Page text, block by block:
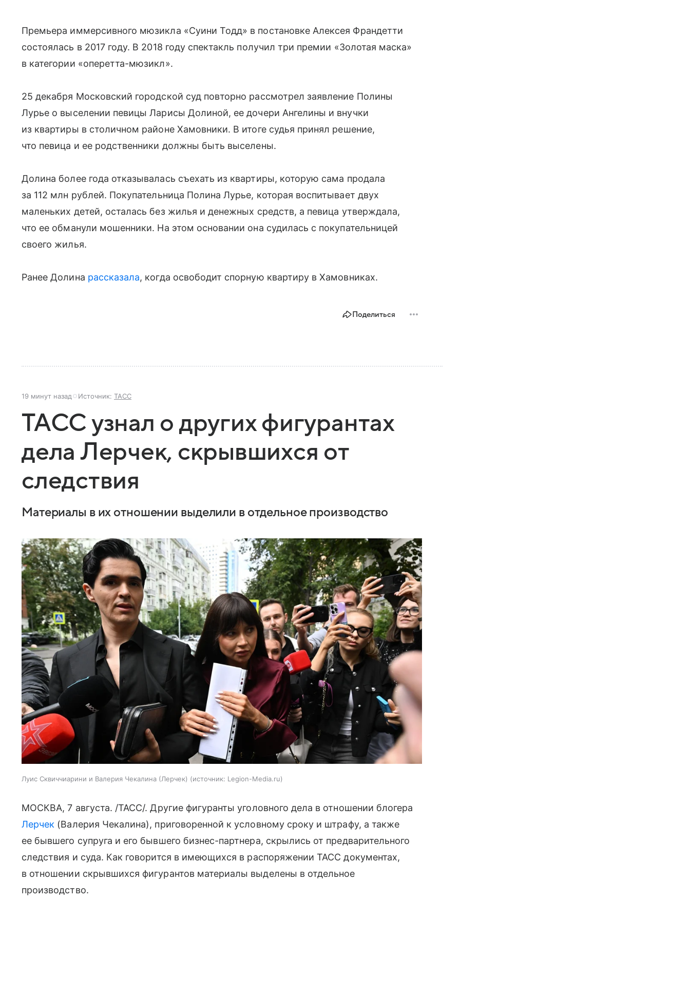
Премьера иммерсивного мюзикла «Суини Тодд» в постановке Алексея Франдетти
состоялась в 2017 году. В 2018 году спектакль получил три премии «Золотая маска»
в категории «оперетта-мюзикл».
25 декабря Московский городской суд повторно рассмотрел заявление Полины
Лурье о выселении певицы Ларисы Долиной, ее дочери Ангелины и внучки
из квартиры в столичном районе Хамовники. В итоге судья принял решение,
что певица и ее родственники должны быть выселены.
Долина более года отказывалась съехать из квартиры, которую сама продала
за 112 млн рублей. Покупательница Полина Лурье, которая воспитывает двух
маленьких детей, осталась без жилья и денежных средств, а певица утверждала,
что ее обманули мошенники. На этом основании она судилась с покупательницей
своего жилья.
Ранее Долина рассказала, когда освободит спорную квартиру в Хамовниках.
Поделиться
19 минут назад Источник: ТАСС
ТАСС узнал о других фигурантах
дела Лерчек, скрывшихся от
следствия
Материалы в их отношении выделили в отдельное производство
Луис Сквиччиарини и Валерия Чекалина (Лерчек) источник: Legion-Media.ru
МОСКВА, 7 августа. /ТАСС/. Другие фигуранты уголовного дела в отношении блогера
Лерчек (Валерия Чекалина), приговоренной к условному сроку и штрафу, а также
ее бывшего супруга и его бывшего бизнес-партнера, скрылись от предварительного
следствия и суда. Как говорится в имеющихся в распоряжении ТАСС документах,
в отношении скрывшихся фигурантов материалы выделены в отдельное
производство.